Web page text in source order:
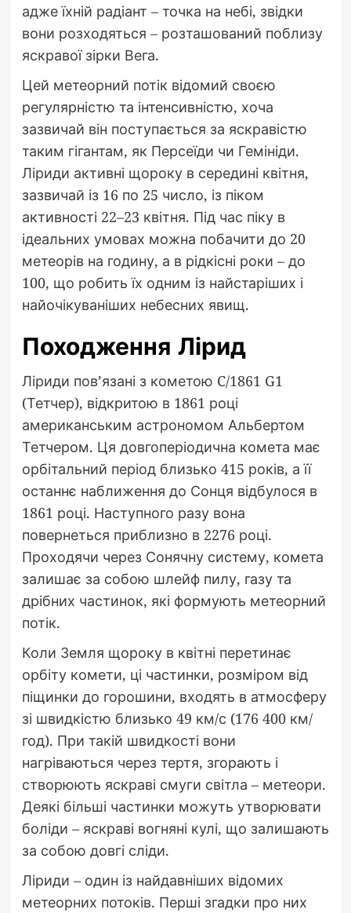
адже їхній радіант – точка на небі, звідки
вони розходяться – розташований поблизу
яскравої зірки Вега.
Цей метеорний потік відомий своєю
регулярністю та інтенсивністю, хоча
зазвичай він поступається за яскравістю
таким гігантам, як Персеїди чи Гемініди.
Ліриди активні щороку в середині квітня,
зазвичай із 16 по 25 число, із піком
активності 22–23 квітня. Під час піку в
ідеальних умовах можна побачити до 20
метеорів на годину, а в рідкісні роки – до
100, що робить їх одним із найстаріших і
найочікуваніших небесних явищ.
Походження Лірид
Ліриди пов’язані з кометою C/1861 G1
(Тетчер), відкритою в 1861 році
американським астрономом Альбертом
Тетчером. Ця довгоперіодична комета має
орбітальний період близько 415 років, а її
останнє наближення до Сонця відбулося в
1861 році. Наступного разу вона
повернеться приблизно в 2276 році.
Проходячи через Сонячну систему, комета
залишає за собою шлейф пилу, газу та
дрібних частинок, які формують метеорний
потік.
Коли Земля щороку в квітні перетинає
орбіту комети, ці частинки, розміром від
піщинки до горошини, входять в атмосферу
зі швидкістю близько 49 км/с (176 400 км/
год). При такій швидкості вони
нагріваються через тертя, згорають і
створюють яскраві смуги світла – метеори.
Деякі більші частинки можуть утворювати
боліди – яскраві вогняні кулі, що залишають
за собою довгі сліди.
Ліриди – один із найдавніших відомих
метеорних потоків. Перші згадки про них